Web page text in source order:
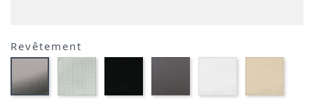
Revêtement
CARBON
LOOK-
SIMILI
SONOR
ALU-
SIMILI
SIMILI
SIMILI